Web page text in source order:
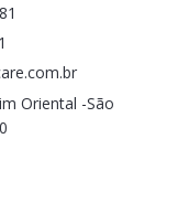
Oriental -São